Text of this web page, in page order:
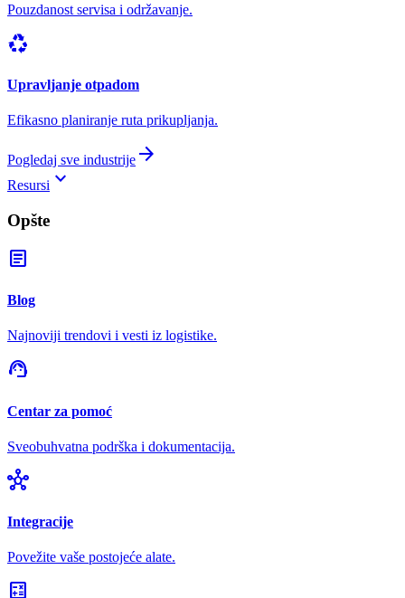
Pouzdanost servisa i održavanje.
recycling
Upravljanje otpadom
Efikasno planiranje ruta prikupljanja.
Pogledaj sve industrije arrow_forward
Resursi keyboard_arrow_down
Opšte
article
Blog
Najnoviji trendovi i vesti iz logistike.
support_agent
Centar za pomoć
Sveobuhvatna podrška i dokumentacija.
hub
Integracije
Povežite vaše postojeće alate.
calculate